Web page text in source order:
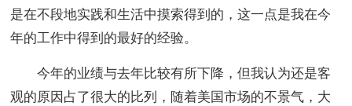
是在不段地实践和生活中摸索得到的，这一点是我在今
年的工作中得到的最好的经验。
今年的业绩与去年比较有所下降，但我认为还是客
观的原因占了很大的比列，随着美国市场的不景气，大